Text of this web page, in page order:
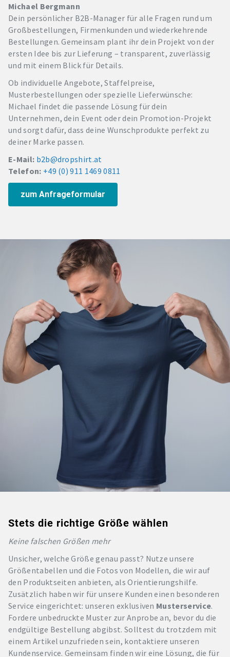
Michael Bergmann
Dein persönlicher B2B-Manager für alle Fragen rund um
Großbestellungen, Firmenkunden und wiederkehrende
Bestellungen. Gemeinsam plant ihr dein Projekt von der
ersten Idee bis zur Lieferung – transparent, zuverlässig
und mit einem Blick für Details.
Ob individuelle Angebote, Staffelpreise,
Musterbestellungen oder spezielle Lieferwünsche:
Michael findet die passende Lösung für dein
Unternehmen, dein Event oder dein Promotion-Projekt
und sorgt dafür, dass deine Wunschprodukte perfekt zu
deiner Marke passen.
E-Mail: b2b@dropshirt.at
Telefon: +49 (0) 911 1469 0811
zum Anfrageformular
Stets die richtige Größe wählen
Keine falschen Größen mehr
Unsicher, welche Größe genau passt? Nutze unsere
Größentabellen und die Fotos von Modellen, die wir auf
den Produktseiten anbieten, als Orientierungshilfe.
Zusätzlich haben wir für unsere Kunden einen besonderen
Service eingerichtet: unseren exklusiven Musterservice.
Fordere unbedruckte Muster zur Anprobe an, bevor du die
endgültige Bestellung abgibst. Solltest du trotzdem mit
einem Artikel unzufrieden sein, kontaktiere unseren
Kundenservice. Gemeinsam finden wir eine Lösung, die für